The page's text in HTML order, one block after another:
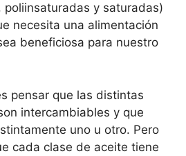
poliinsaturadas y saturadas)
necesita una alimentación
beneficiosa para nuestro
pensar que las distintas
intercambiables y que
uno u otro. Pero
cada clase de aceite tiene